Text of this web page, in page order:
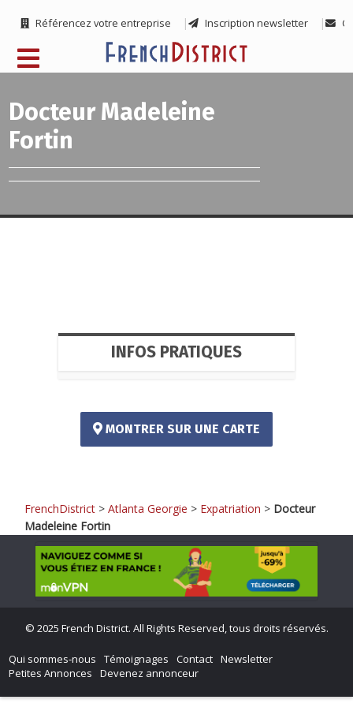
Référencez votre entreprise Inscription newsletter
Docteur Madeleine
Fortin
INFOS PRATIQUES
MONTRER SUR UNE CARTE
FrenchDistrict >Atlanta Georgie > Expatriation > Docteur
Madeleine Fortin
© 2025 French District. All Rights Reserved, tous droits réservés.
Qui sommes-nous Témoignages Contact Newsletter
Petites Annonces
Devenez annonceur